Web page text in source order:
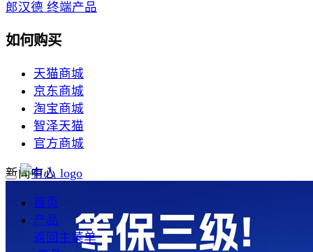
郎汉德 终端产品
如何购买
天猫商城
京东商城
淘宝商城
智泽天猫
官方商城
首页
产品
返回主菜单
新闻中心